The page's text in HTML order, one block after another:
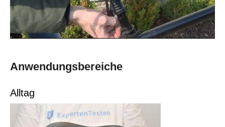
Anwendungsbereiche
Alltag